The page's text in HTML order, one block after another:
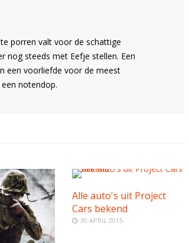
porren valt voor de schattige
nog steeds met Eefje stellen. Een
een voorliefde voor de meest
notendop.
Alle auto's uit Project
Cars bekend
30 APRIL 2015